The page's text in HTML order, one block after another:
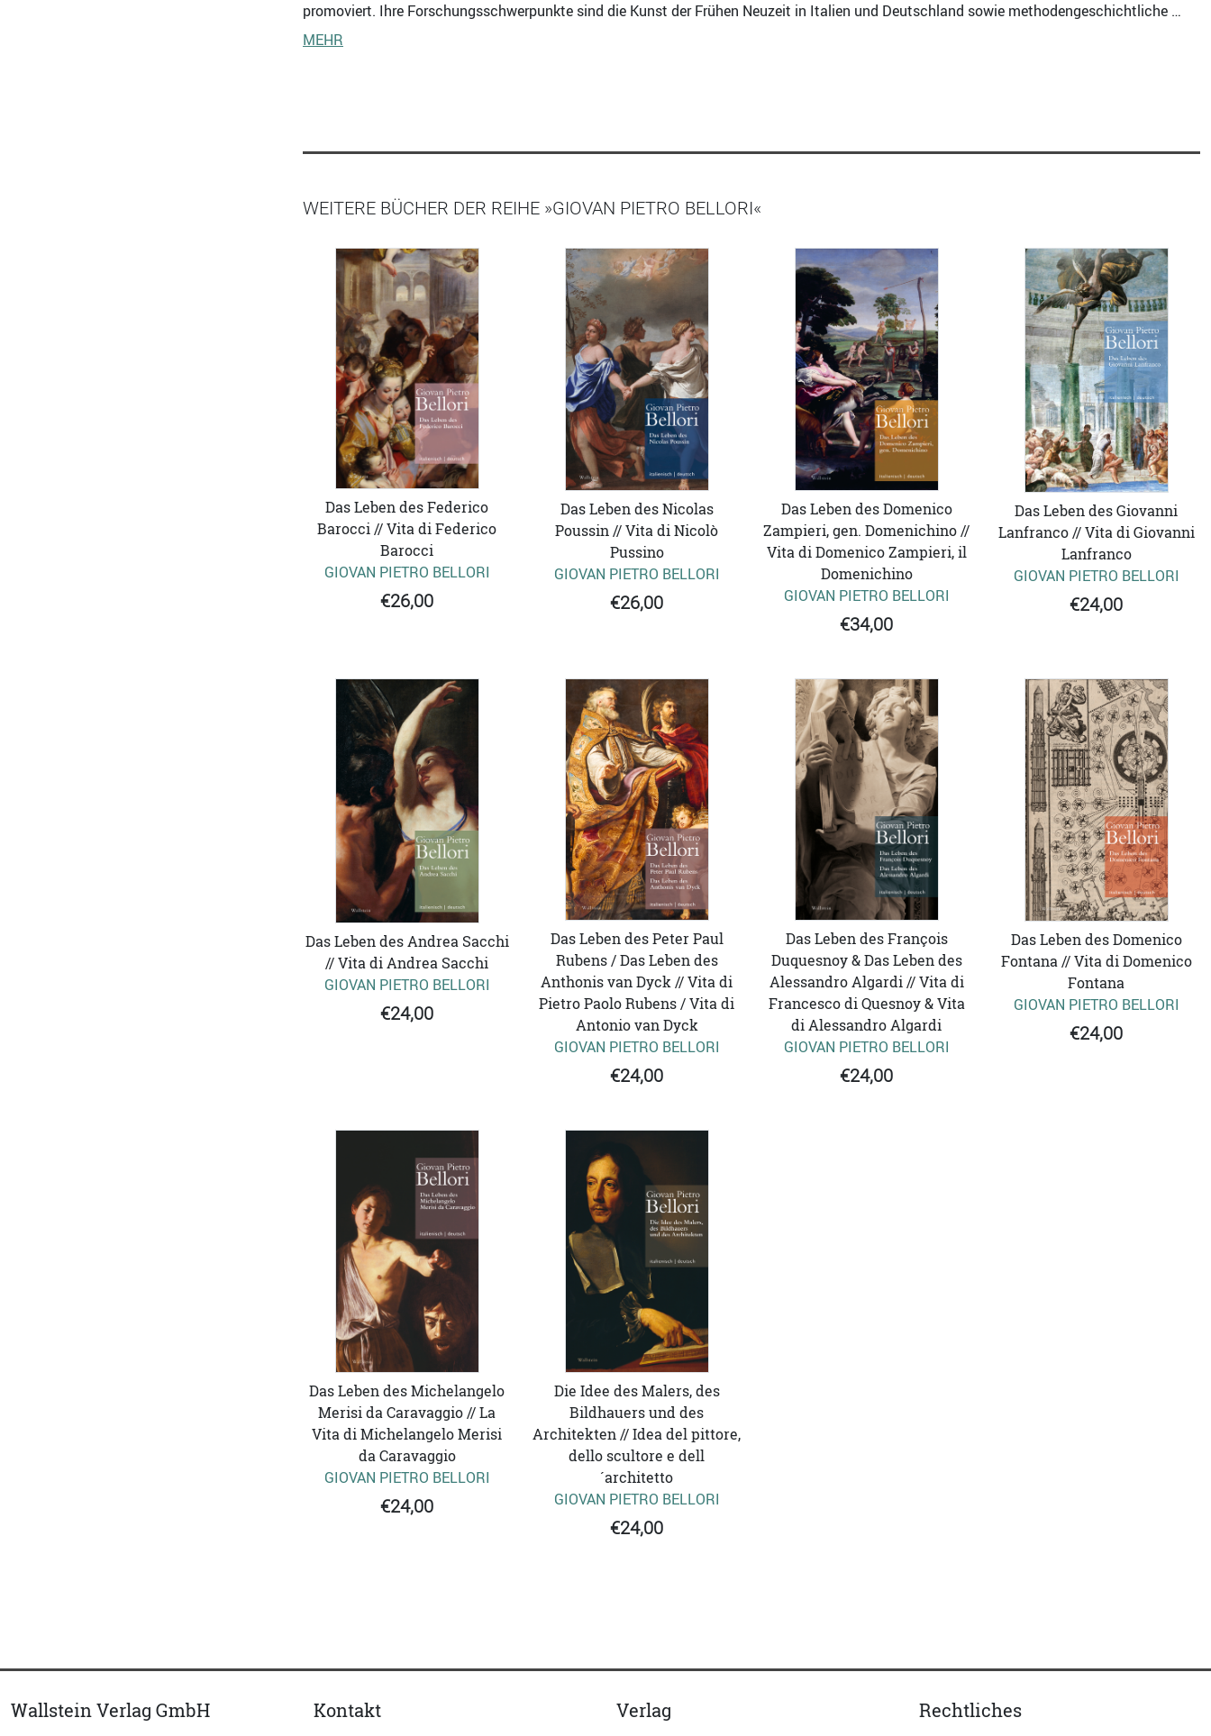
promoviert. Ihre Forschungsschwerpunkte sind die Kunst der Frühen Neuzeit in Italien und Deutschland sowie methodengeschichtliche …
MEHR
WEITERE BÜCHER DER REIHE »GIOVAN PIETRO BELLORI«
Das Leben des Federico
Barocci // Vita di Federico
Barocci
GIOVAN PIETRO BELLORI
€26,00
Das Leben des Nicolas
Poussin // Vita di Nicolò
Pussino
GIOVAN PIETRO BELLORI
€26,00
Das Leben des Domenico
Zampieri, gen. Domenichino //
Vita di Domenico Zampieri, il
Domenichino
GIOVAN PIETRO BELLORI
€34,00
Das Leben des Giovanni
Lanfranco // Vita di Giovanni
Lanfranco
GIOVAN PIETRO BELLORI
€24,00
Das Leben des Andrea Sacchi
// Vita di Andrea Sacchi
GIOVAN PIETRO BELLORI
€24,00
Das Leben des Peter Paul
Rubens / Das Leben des
Anthonis van Dyck // Vita di
Pietro Paolo Rubens / Vita di
Antonio van Dyck
GIOVAN PIETRO BELLORI
€24,00
Das Leben des François
Duquesnoy & Das Leben des
Alessandro Algardi // Vita di
Francesco di Quesnoy & Vita
di Alessandro Algardi
GIOVAN PIETRO BELLORI
€24,00
Das Leben des Domenico
Fontana // Vita di Domenico
Fontana
GIOVAN PIETRO BELLORI
€24,00
Das Leben des Michelangelo
Merisi da Caravaggio // La
Vita di Michelangelo Merisi
da Caravaggio
GIOVAN PIETRO BELLORI
€24,00
Die Idee des Malers, des
Bildhauers und des
Architekten // Idea del pittore,
dello scultore e dell
´architetto
GIOVAN PIETRO BELLORI
€24,00
Wallstein Verlag GmbH Kontakt Verlag Rechtliches